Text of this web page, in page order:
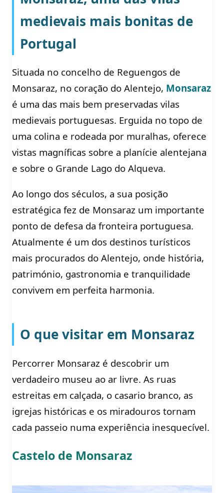
medievais mais bonitas de
Portugal
Situada no concelho de Reguengos de
Monsaraz, no coração do Alentejo, Monsaraz
é uma das mais bem preservadas vilas
medievais portuguesas. Erguida no topo de
uma colina e rodeada por muralhas, oferece
vistas magníficas sobre a planície alentejana
e sobre o Grande Lago do Alqueva.
Ao longo dos séculos, a sua posição
estratégica fez de Monsaraz um importante
ponto de defesa da fronteira portuguesa.
Atualmente é um dos destinos turísticos
mais procurados do Alentejo, onde história,
património, gastronomia e tranquilidade
convivem em perfeita harmonia.
O que visitar em Monsaraz
Percorrer Monsaraz é descobrir um
verdadeiro museu ao ar livre. As ruas
estreitas em calçada, o casario branco, as
igrejas históricas e os miradouros tornam
cada passeio numa experiência inesquecível.
Castelo de Monsaraz